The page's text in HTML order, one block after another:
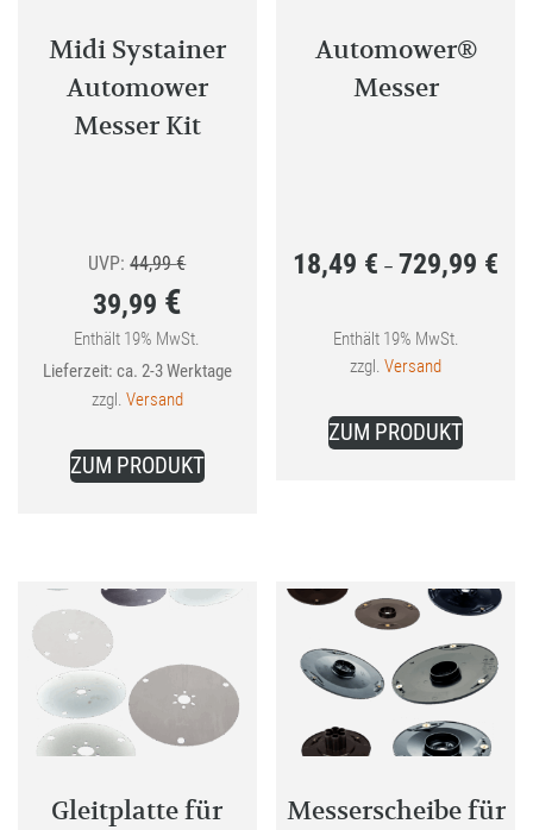
Midi Systainer
Automower
Messer Kit
UVP: 44,99€Ursprünglicher
war:
44,99 €
39,99 €
Aktueller
Preis
39,99 €.
Enthält 19% MwSt.
Lieferzeit: ca. 2-3 Werktage
zzgl. Versand
ZUM PRODUKT
Automower®
Messer
18,49 € – 729,99 €
Enthält 19% MwSt.
zzgl.Versand
ZUM PRODUKTProdukt
Die
können
auf
der
gewählt
Gleitplatte für
Messerscheibe für